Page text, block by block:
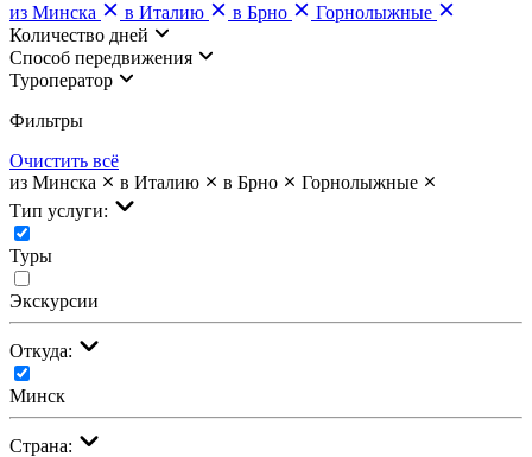
из Минска
в Италию в Брно
Горнолыжные
Количество дней
Cпособ передвижения
Туроператор
Фильтры
Очистить всё
из Минска
в Италию в Брно
Горнолыжные
Тип услуги:
Туры
Экскурсии
Откуда:
Минск
Страна: